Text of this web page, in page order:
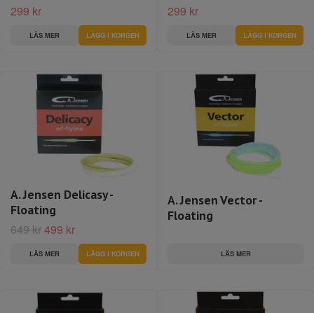
299 kr
LÄS MER LÄGG I KORGEN
299 kr
LÄS MER LÄGG I KORGEN
A. Jensen Delicasy -
Floating
649 kr499 kr
LÄS MER LÄGG I KORGEN
A. Jensen Vector -
Floating
LÄS MER